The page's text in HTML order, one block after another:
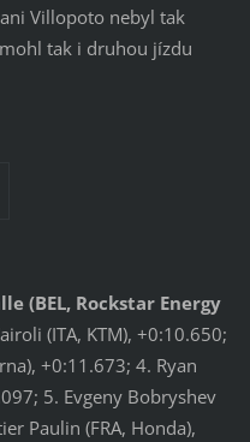
Villopoto nebyl tak
tak i druhou jízdu
(BEL, Rockstar Energy
(ITA, KTM), +0:10.650;
+0:11.673; 4. Ryan
5. Evgeny Bobryshev
Paulin (FRA, Honda),